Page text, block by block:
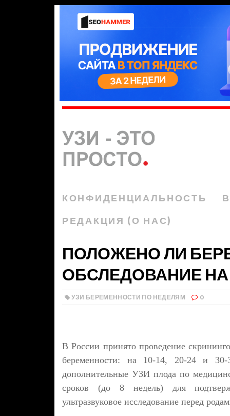
КОНФИДЕНЦИАЛЬНОСТЬ
РЕДАКЦИЯ (О НАС)
ПОЛОЖЕНО ЛИ
ОБСЛЕДОВАНИЕ НА
УЗИ БЕРЕМЕННОСТИ ПО НЕДЕЛЯМ 0
В России принято проведение
беременности: на 10-14, 20-24 и
дополнительные УЗИ плода по
сроков (до 8 недель) для
ультразвуковое исследование перед